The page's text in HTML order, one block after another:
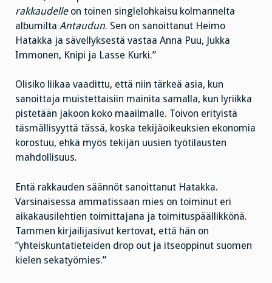
rakkaudelle on toinen singlelohkaisu kolmannelta
albumilta Antaudun. Sen on sanoittanut Heimo
Hatakka ja sävellyksestä vastaa Anna Puu, Jukka
Immonen, Knipi ja Lasse Kurki.”
Olisiko liikaa vaadittu, että niin tärkeä asia, kun
sanoittaja muistettaisiin mainita samalla, kun lyriikka
pistetään jakoon koko maailmalle. Toivon erityistä
täsmällisyyttä tässä, koska tekijäoikeuksien ekonomia
korostuu, ehkä myös tekijän uusien työtilausten
mahdollisuus.
Entä rakkauden säännöt sanoittanut Hatakka.
Varsinaisessa ammatissaan mies on toiminut eri
aikakausilehtien toimittajana ja toimituspäällikkönä.
Tammen kirjailijasivut kertovat, että hän on
”yhteiskuntatieteiden drop out ja itseoppinut suomen
kielen sekatyömies.”